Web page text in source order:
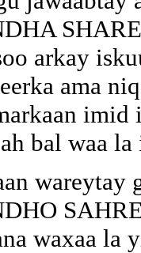
arkay
ama
bal waa la
waxaa la